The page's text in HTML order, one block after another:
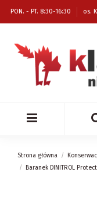
PON. - PT. 8:30-16:30 os.
Strona główna
Baranek DINITROL